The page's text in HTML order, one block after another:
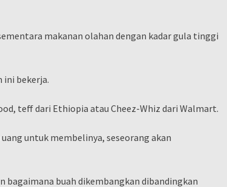
makanan olahan dengan kadar gula tinggi
bekerja.
teff dari Ethiopia atau Cheez-Whiz dari Walmart.
untuk membelinya, seseorang akan
buah dikembangkan dibandingkan